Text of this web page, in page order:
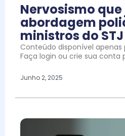
Nervosismo
abordagem
ministros do STJ
Conteúdo disponível apenas
Faça login ou crie sua conta
Junho 2, 2025